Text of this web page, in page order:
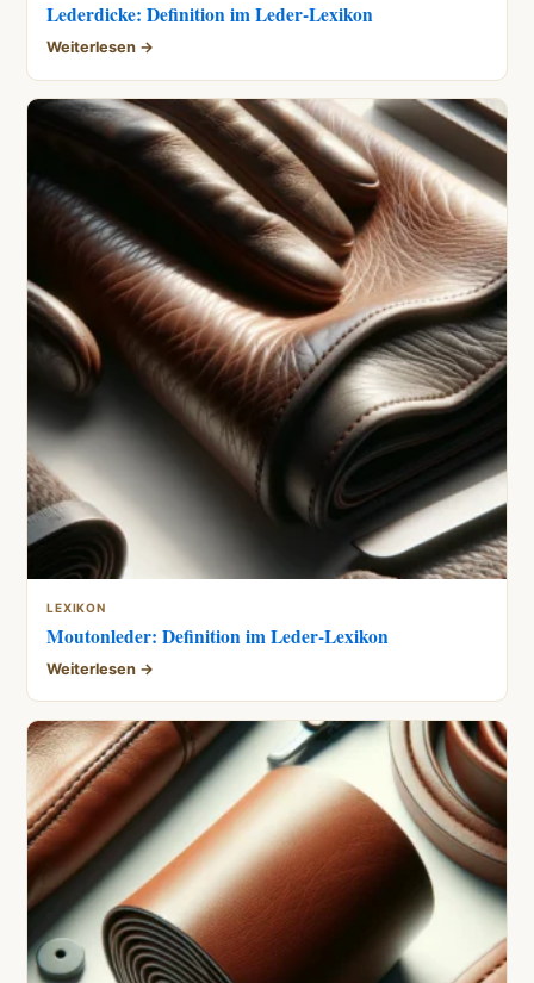
Lederdicke: Definition im Leder-Lexikon
Weiterlesen →
LEXIKON
Moutonleder: Definition im Leder-Lexikon
Weiterlesen →